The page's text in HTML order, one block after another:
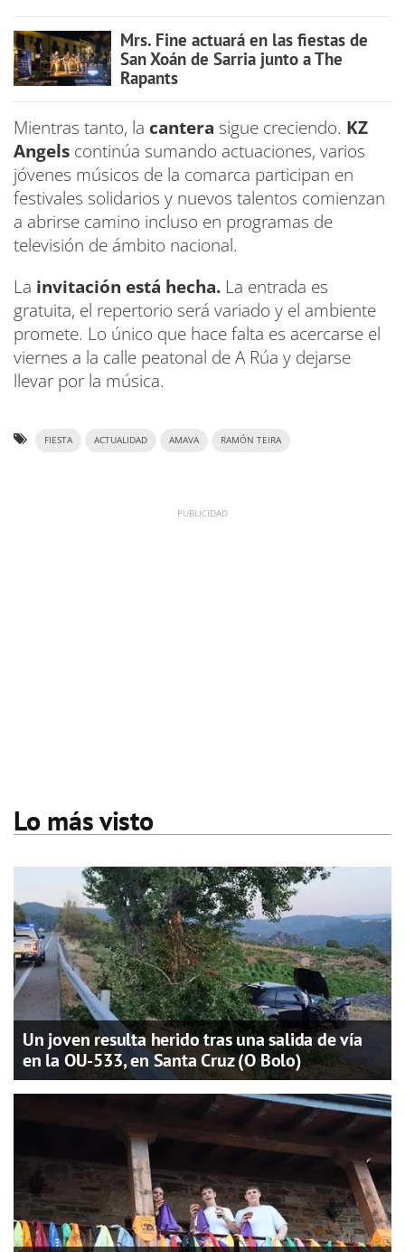
Mrs. Fine actuará en las fiestas de
San Xoán de Sarria junto a The
Rapants
Mientras tanto, la cantera sigue creciendo. KZ
Angels continúa sumando actuaciones, varios
jóvenes músicos de la comarca participan en
festivales solidarios y nuevos talentos comienzan
a abrirse camino incluso en programas de
televisión de ámbito nacional.
La invitación está hecha. La entrada es
gratuita, el repertorio será variado y el ambiente
promete. Lo único que hace falta es acercarse el
viernes a la calle peatonal de A Rúa y dejarse
llevar por la música.
FIESTA ACTUALIDAD AMAVA RAMÓN TEIRA
Lo más visto
Un joven resulta herido tras una salida de vía
en la OU-533, en Santa Cruz (O Bolo)